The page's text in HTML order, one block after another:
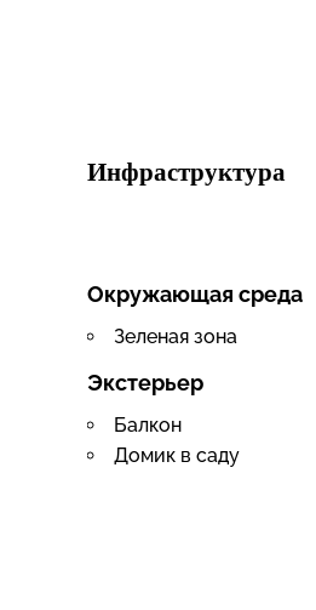
Инфраструктура
Окружающая среда
Зеленая зона
Экстерьер
Балкон
Домик в саду